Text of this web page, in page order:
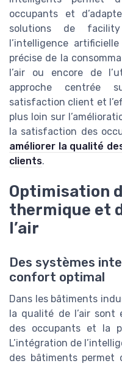
occupants et
solutions de
l’intelligence
précise de la
l’air ou encore de
approche centrée
satisfaction client et
plus loin sur
la satisfaction des
améliorer la qualité
clients.
Optimisation
thermique et
l’air
Des systèmes
confort optimal
Dans les bâtiments
la qualité de l’air sont
des occupants et la
L’intégration de
des bâtiments permet